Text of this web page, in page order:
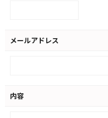
メールアドレス
内容